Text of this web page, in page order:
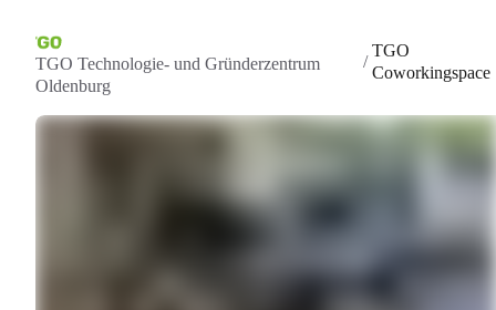
TGO Technologie- und Gründerzentrum
Oldenburg
/
TGO
Coworkingspace